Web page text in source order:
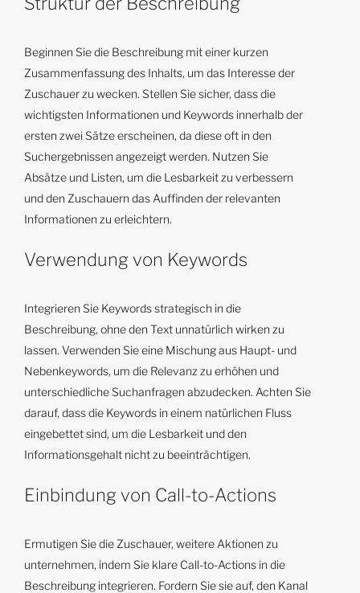
Beginnen Sie die Beschreibung mit einer kurzen
Zusammenfassung des Inhalts, um das Interesse der
Zuschauer zu wecken. Stellen Sie sicher, dass die
wichtigsten Informationen und Keywords innerhalb der
ersten zwei Sätze erscheinen, da diese oft in den
Suchergebnissen angezeigt werden. Nutzen Sie
Absätze und Listen, um die Lesbarkeit zu verbessern
und den Zuschauern das Auffinden der relevanten
Informationen zu erleichtern.
Verwendung von Keywords
Integrieren Sie Keywords strategisch in die
Beschreibung, ohne den Text unnatürlich wirken zu
lassen. Verwenden Sie eine Mischung aus Haupt- und
Nebenkeywords, um die Relevanz zu erhöhen und
unterschiedliche Suchanfragen abzudecken. Achten Sie
darauf, dass die Keywords in einem natürlichen Fluss
eingebettet sind, um die Lesbarkeit und den
Informationsgehalt nicht zu beeinträchtigen.
Einbindung von Call-to-Actions
Ermutigen Sie die Zuschauer, weitere Aktionen zu
unternehmen, indem Sie klare Call-to-Actions in die
Beschreibung integrieren. Fordern Sie sie auf, den Kanal